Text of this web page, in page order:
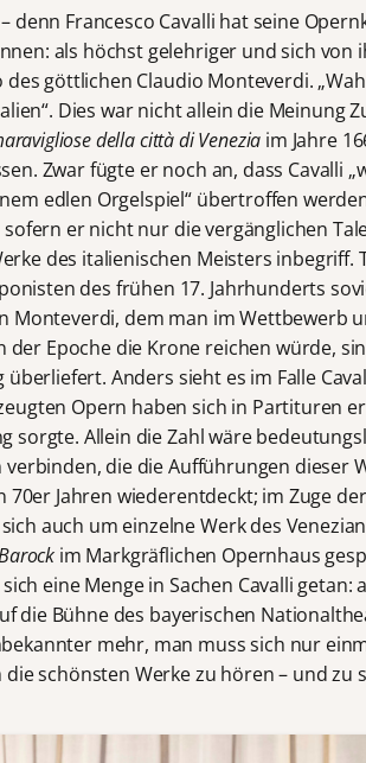
denn Francesco Cavalli hat seine
als höchst gelehriger und sich von
des göttlichen Claudio Monteverdi.
Dies war nicht allein die Meinung
della città di Venezia im Jahre
Zwar fügte er noch an, dass Cavalli
edlen Orgelspiel“ übertroffen
er nicht nur die vergänglichen
des italienischen Meisters inbegriff.
des frühen 17. Jahrhunderts
Monteverdi, dem man im Wettbewerb
Epoche die Krone reichen würde,
Anders sieht es im Falle
Opern haben sich in Partituren
sorgte. Allein die Zahl wäre
die die Aufführungen dieser
70er Jahren wiederentdeckt; im Zuge
auch um einzelne Werk des
im Markgräflichen Opernhaus
eine Menge in Sachen Cavalli
die Bühne des bayerischen
mehr, man muss sich nur
die schönsten Werke zu hören – und zu